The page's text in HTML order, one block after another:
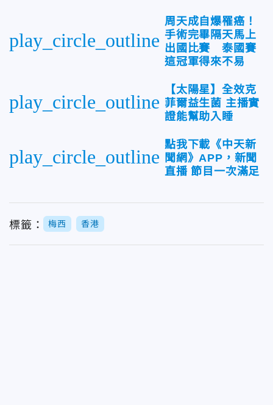
play_circle_outline
周天成自爆罹癌！
手術完畢隔天馬上
出國比賽 泰國賽
這冠軍得來不易
play_circle_outline
【太陽星】全效克
菲爾益生菌 主播實
證能幫助入睡
play_circle_outline
點我下載《中天新
聞網》APP，新聞
直播 節目一次滿足
標籤： 梅西 香港